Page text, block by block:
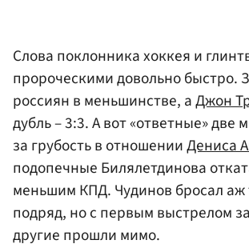
Слова поклонника хоккея и
пророческими довольно быстро.
россиян в меньшинстве, аДжон
дубль – 3:3. А вот «ответные» две
за грубость в отношенииДениса
подопечные Билялетдинова
меньшим КПД. Чудинов бросал
подряд, но с первым выстрелом
другие прошли мимо.